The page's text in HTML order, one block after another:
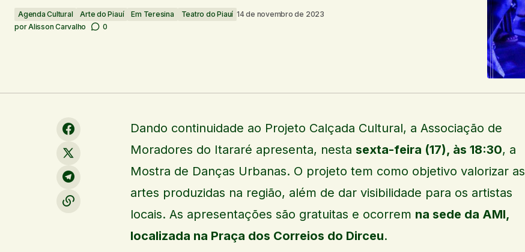
Agenda Cultural Arte do Piauí Em Teresina Teatro do Piauí 14 de novembro de 2023
porAlisson Carvalho 0
Dando continuidade ao Projeto Calçada Cultural, a Associação de
Moradores do Itararé apresenta, nesta sexta-feira (17), às 18:30, a
Mostra de Danças Urbanas. O projeto tem como objetivo valorizar as
artes produzidas na região, além de dar visibilidade para os artistas
locais. As apresentações são gratuitas e ocorrem na sede da AMI,
localizada na Praça dos Correios do Dirceu.